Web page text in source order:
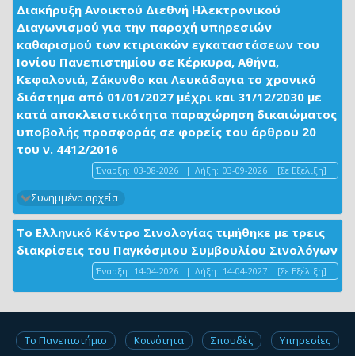
Διακήρυξη Ανοικτού Διεθνή Ηλεκτρονικού
Διαγωνισμού για την παροχή υπηρεσιών
καθαρισμού των κτιριακών εγκαταστάσεων του
Ιονίου Πανεπιστημίου σε Κέρκυρα, Αθήνα,
Κεφαλονιά, Ζάκυνθο και Λευκάδαγια το χρονικό
διάστημα από 01/01/2027 μέχρι και 31/12/2030 με
κατά αποκλειστικότητα παραχώρηση δικαιώματος
υποβολής προσφοράς σε φορείς του άρθρου 20
του ν. 4412/2016
Έναρξη: 03-08-2026 | Λήξη: 03-09-2026 [Σε Εξέλιξη]
Συνημμένα αρχεία
Το Ελληνικό Κέντρο Σινολογίας τιμήθηκε με τρεις
διακρίσεις του Παγκόσμιου Συμβουλίου Σινολόγων
Έναρξη: 14-04-2026 | Λήξη: 14-04-2027 [Σε Εξέλιξη]
Το Πανεπιστήμιο Κοινότητα Σπουδές
Υπηρεσίες